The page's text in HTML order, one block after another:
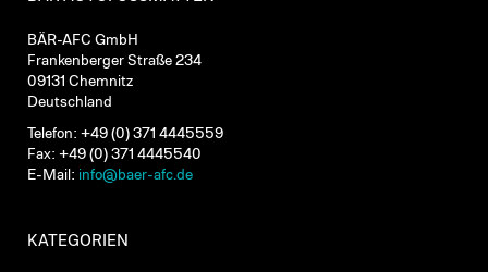
BÄR-AFC GmbH
Frankenberger Straße 234
09131 Chemnitz
Deutschland
Telefon: +49 (0) 371 4445559
Fax: +49 (0) 371 4445540
E-Mail: info@baer-afc.de
KATEGORIEN